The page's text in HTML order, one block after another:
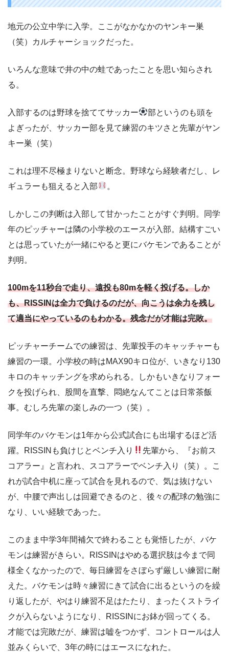
地元の公立中学に入学。ここがなかなかのヤンキー巣
（笑）カルチャーショックだった。
いろんな意味で井の中の蛙であったことを思い知らされ
る。
入部するのは野球を捨ててサッカー
部というのも頭を
よぎったが、サッカー部を見て練習のキツさと先輩がヤン
キー巣（笑）
これは理不尽極まりないと断念。野球なら経験者だし、レ
ギュラーも狙えると入部
。
しかしこの判断は入部して甘かったことがすぐ判明。同学
年のピッチャーは隣の小学校のエースが入部。結構すごい
とは思っていたが一緒にやると更にバケモンであることが
判明。
100mを11秒台で走り、遠投も80mを軽く投げる。しか
も、RISSINは全力で負けるのだが、向こうは余力を残し
て適当にやっているのもわかる。残念だが才能は完敗。
ピッチャーチームでの練習は、先輩投手のキャッチャーも
練習の一環。小学校の時はMAX90キロ位が、いきなり130
キロのキャッチングを求められる。しかもいきなりフォー
クを投げられ、股間を直撃、悶絶なんてことは日常茶飯
事。むしろ先輩の楽しみの一つ（笑）。
同学年のバケモンは1年から公式試合にも出場するほど活
躍。RISSINも負けじとベンチ入り
先輩から、『お前ス
コアラー』と言われ、スコアラーでベンチ入り（笑）。こ
れが試合中机に座って試合を見れるので、気は抜けない
が、中腰で声出しは回避できるのと、後々の配球の勉強に
なり、いい経験であった。
このまま中学3年間補欠で終わることも覚悟したが、バケ
モンは練習がきらい。RISSINはやめる選択肢は今まで同
様全くなかったので、毎日練習をさぼらず厳しい練習に耐
えた。バケモンは時々練習にきて試合に出るというのを繰
り返したが、やはり練習不足はたたり、まったくストライ
クが入らないようになり、RISSINにお鉢が回ってくる。
才能では完敗だが、練習は嘘をつかず、コントロールは人
並みくらいで、3年の時にはエースになれた。